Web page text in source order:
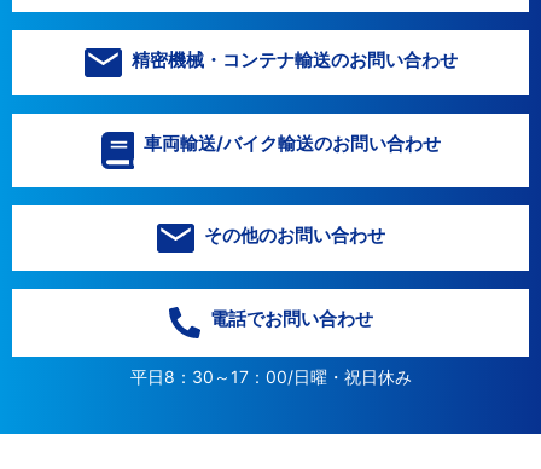
精密機械・コンテナ輸送のお問い合わせ
車両輸送/バイク輸送のお問い合わせ
その他のお問い合わせ
電話でお問い合わせ
平日8：30～17：00/日曜・祝日休み